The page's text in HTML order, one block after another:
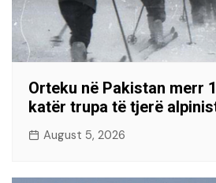
Orteku në Pakistan merr
katër trupa të tjerë
August 5, 2026